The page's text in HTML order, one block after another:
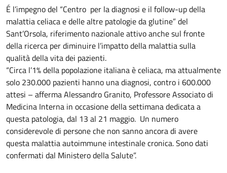
É l’impegno del “Centro per la diagnosi e il follow-up della
malattia celiaca e delle altre patologie da glutine” del
Sant’Orsola, riferimento nazionale attivo anche sul fronte
della ricerca per diminuire l’impatto della malattia sulla
qualità della vita dei pazienti.
“Circa l’1% della popolazione italiana è celiaca, ma attualmente
solo 230.000 pazienti hanno una diagnosi, contro i 600.000
attesi – afferma Alessandro Granito, Professore Associato di
Medicina Interna in occasione della settimana dedicata a
questa patologia, dal 13 al 21 maggio. Un numero
considerevole di persone che non sanno ancora di avere
questa malattia autoimmune intestinale cronica. Sono dati
confermati dal Ministero della Salute”.